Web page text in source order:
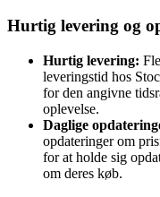
Hurtig levering og
Hurtig levering:
leveringstid hos
for den angivne
oplevelse.
Daglige
opdateringer om
for at holde sig
om deres køb.